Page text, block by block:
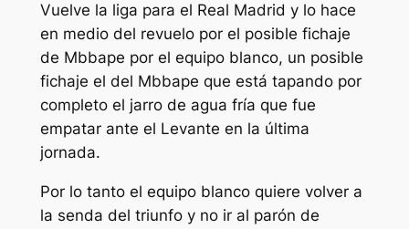
Vuelve la liga para el Real Madrid y lo hace
en medio del revuelo por el posible fichaje
de Mbbape por el equipo blanco, un posible
fichaje el del Mbbape que está tapando por
completo el jarro de agua fría que fue
empatar ante el Levante en la última
jornada.
Por lo tanto el equipo blanco quiere volver a
la senda del triunfo y no ir al parón de